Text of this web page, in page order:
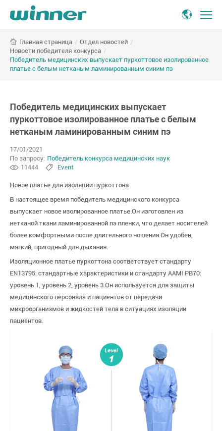
медицинских
выпускает
пуркоттовое
белым
нетканым
ламинированным
Главная страница / Отдел новостей /
Новости победителя конкурса /
Победитель медицинских выпускает пуркоттовое изолированное
платье с белым нетканым ламинированным синим пэ
Победитель медицинских выпускает
пуркоттовое изолированное платье с белым
нетканым ламинированным синим пэ
17/01/2021
По запросу: Победитель конкурса медицинских наук
11444
Event
Новое платье для изоляции пуркоттона
В настоящее время победитель медицинского конкурса
выпускает новое изолированное платье.Он изготовлен из
нетканой ткани ламинированной пэ пленки, что делает носителей
более комфортными после длительного ношения.Он удобен,
мягкий, пригодный для дыхания.
Изоляционное платье пуркоттона соответствует стандарту
EN13795: стандартные характеристики и стандарту AAMI PB70:
уровень 1, уровень 2, уровень 3.Он используется для защиты
медицинского персонала и пациентов от передачи
микроорганизмов и жидкостей тела в ситуациях изоляции
пациентов.